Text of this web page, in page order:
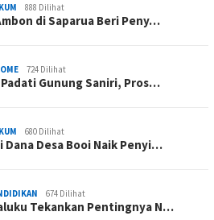
888 Dilihat
di Saparua Beri Peny…
724 Dilihat
Padati Gunung Saniri, Pros…
680 Dilihat
Dana Desa Booi Naik Penyi…
674 Dilihat
Tekankan Pentingnya N…